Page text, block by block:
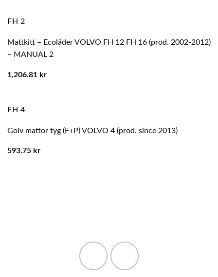
FH 2
Mattkitt – Ecoläder VOLVO FH 12 FH 16 (prod. 2002-2012)
– MANUAL 2
1,206.81 kr
FH 4
Golv mattor tyg (F+P) VOLVO 4 (prod. since 2013)
593.75 kr